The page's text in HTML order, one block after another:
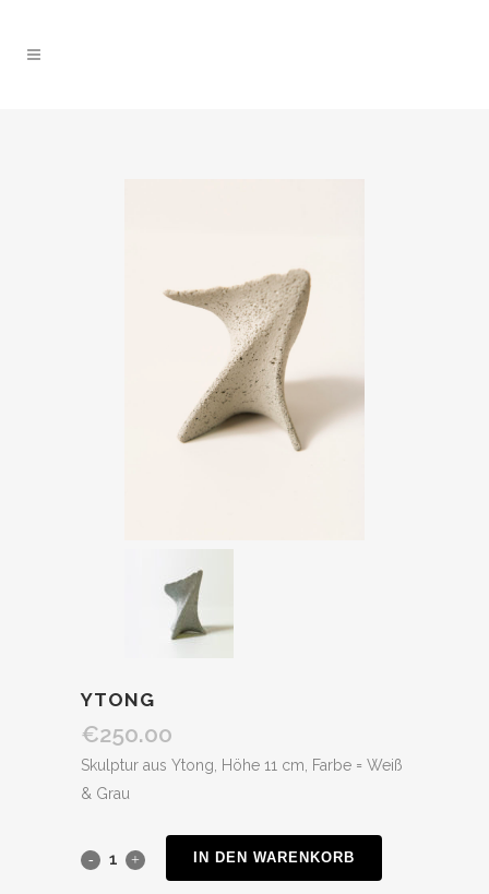
YTONG
€250.00
Skulptur aus Ytong, Höhe 11 cm, Farbe = Weiß
& Grau
IN DEN WARENKORB